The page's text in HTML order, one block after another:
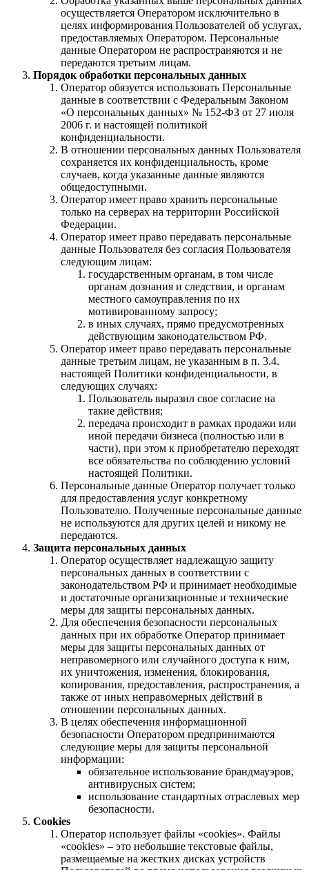
осуществляется Оператором исключительно в
целях информирования Пользователей об услугах,
предоставляемых Оператором. Персональные
данные Оператором не распространяются и не
передаются третьим лицам.
Порядок обработки персональных данных
Оператор обязуется использовать Персональные
данные в соответствии с Федеральным Законом
«О персональных данных» № 152-ФЗ от 27 июля
2006 г. и настоящей политикой
конфиденциальности.
В отношении персональных данных Пользователя
сохраняется их конфиденциальность, кроме
случаев, когда указанные данные являются
общедоступными.
Оператор имеет право хранить персональные
только на серверах на территории Российской
Федерации.
Оператор имеет право передавать персональные
данные Пользователя без согласия Пользователя
следующим лицам:
государственным органам, в том числе
органам дознания и следствия, и органам
местного самоуправления по их
мотивированному запросу;
в иных случаях, прямо предусмотренных
действующим законодательством РФ.
Оператор имеет право передавать персональные
данные третьим лицам, не указанным в п. 3.4.
настоящей Политики конфиденциальности, в
следующих случаях:
Пользователь выразил свое согласие на
такие действия;
передача происходит в рамках продажи или
иной передачи бизнеса (полностью или в
части), при этом к приобретателю переходят
все обязательства по соблюдению условий
настоящей Политики.
Персональные данные Оператор получает только
для предоставления услуг конкретному
Пользователю. Полученные персональные данные
не используются для других целей и никому не
передаются.
Защита персональных данных
Оператор осуществляет надлежащую защиту
персональных данных в соответствии с
законодательством РФ и принимает необходимые
и достаточные организационные и технические
меры для защиты персональных данных.
Для обеспечения безопасности персональных
данных при их обработке Оператор принимает
меры для защиты персональных данных от
неправомерного или случайного доступа к ним,
их уничтожения, изменения, блокирования,
копирования, предоставления, распространения, а
также от иных неправомерных действий в
отношении персональных данных.
В целях обеспечения информационной
безопасности Оператором предпринимаются
следующие меры для защиты персональной
информации:
обязательное использование брандмауэров,
антивирусных систем;
использование стандартных отраслевых мер
безопасности.
Cookies
Оператор использует файлы «cookies». Файлы
«cookies» – это небольшие текстовые файлы,
размещаемые на жестких дисках устройств